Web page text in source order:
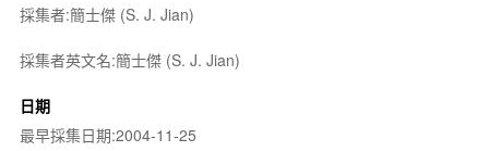
採集者:簡士傑 (S. J. Jian)
採集者英文名:簡士傑 (S. J. Jian)
日期
最早採集日期:2004-11-25